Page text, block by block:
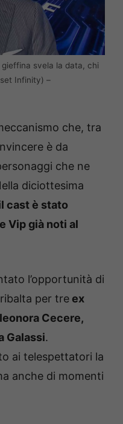
svela la data, chi
Infinity) –
che, tra
è da
che ne
diciottesima
cast è stato
Vip già noti al
l’opportunità di
per tre ex
Cecere,
Galassi.
ai telespettatori la
anche di momenti